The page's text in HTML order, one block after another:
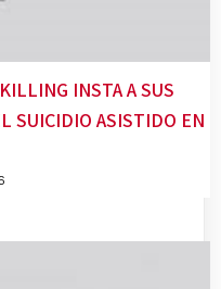
INSTA A SUS
SUICIDIO ASISTIDO EN